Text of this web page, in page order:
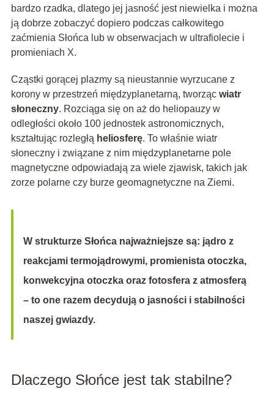
bardzo rzadka, dlatego jej jasność jest niewielka i można
ją dobrze zobaczyć dopiero podczas całkowitego
zaćmienia Słońca lub w obserwacjach w ultrafiolecie i
promieniach X.
Cząstki gorącej plazmy są nieustannie wyrzucane z
korony w przestrzeń międzyplanetarną, tworząc wiatr
słoneczny. Rozciąga się on aż do heliopauzy w
odległości około 100 jednostek astronomicznych,
kształtując rozległą heliosferę. To właśnie wiatr
słoneczny i związane z nim międzyplanetarne pole
magnetyczne odpowiadają za wiele zjawisk, takich jak
zorze polarne czy burze geomagnetyczne na Ziemi.
W strukturze Słońca najważniejsze są: jądro z
reakcjami termojądrowymi, promienista otoczka,
konwekcyjna otoczka oraz fotosfera z atmosferą
– to one razem decydują o jasności i stabilności
naszej gwiazdy.
Dlaczego Słońce jest tak stabilne?